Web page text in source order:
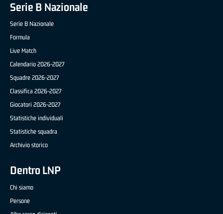
Serie B Nazionale
Serie B Nazionale
Formula
Live Match
Calendario 2026-2027
Squadre 2026-2027
Classifica 2026-2027
Giocatori 2026-2027
Statistiche individuali
Statistiche squadra
Archivio storico
Dentro LNP
Chi siamo
Persone